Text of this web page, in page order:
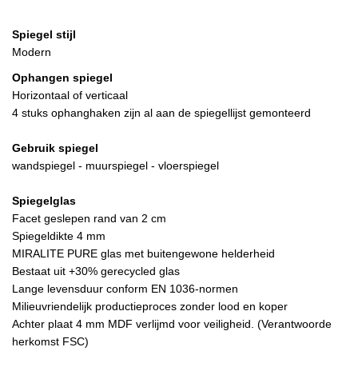
Spiegel stijl
Modern
Ophangen spiegel
Horizontaal of verticaal
4 stuks ophanghaken zijn al aan de spiegellijst gemonteerd
Gebruik spiegel
wandspiegel - muurspiegel - vloerspiegel
Spiegelglas
Facet geslepen rand van 2 cm
Spiegeldikte 4 mm
MIRALITE PURE glas met buitengewone helderheid
Bestaat uit +30% gerecycled glas
Lange levensduur conform EN 1036-normen
Milieuvriendelijk productieproces zonder lood en koper
Achter plaat 4 mm MDF verlijmd voor veiligheid. (Verantwoorde
herkomst FSC)